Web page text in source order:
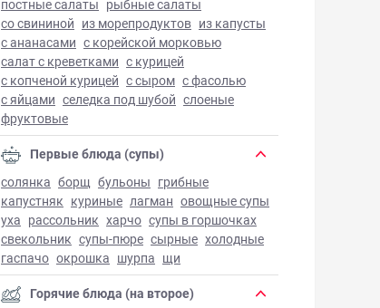
постные салаты рыбные салаты
со свининой из морепродуктов из капусты
с ананасами с корейской морковью
салат с креветками с курицей
с копченой курицей с сыром с фасолью
с яйцами селедка под шубой слоеные
фруктовые
Первые блюда (супы)
солянка борщ бульоны грибные
капустняк куриные лагман овощные супы
уха рассольник харчо супы в горшочках
свекольник супы-пюре сырные холодные
гаспачо окрошка шурпа щи
Горячие блюда (на второе)